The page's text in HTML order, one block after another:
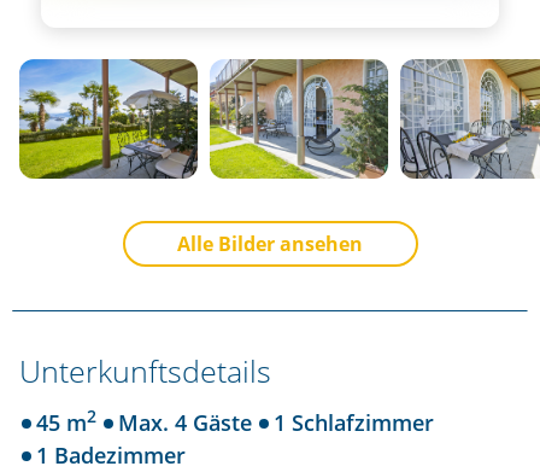
Alle Bilder ansehen
Unterkunftsdetails
45 m2 Max. 4 Gäste
1 Schlafzimmer
1 Badezimmer